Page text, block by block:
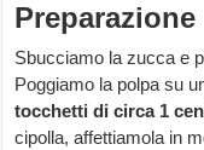
Preparazione
Sbucciamo la zucca e
Poggiamo la polpa su
tocchetti di circa 1
cipolla, affettiamola in